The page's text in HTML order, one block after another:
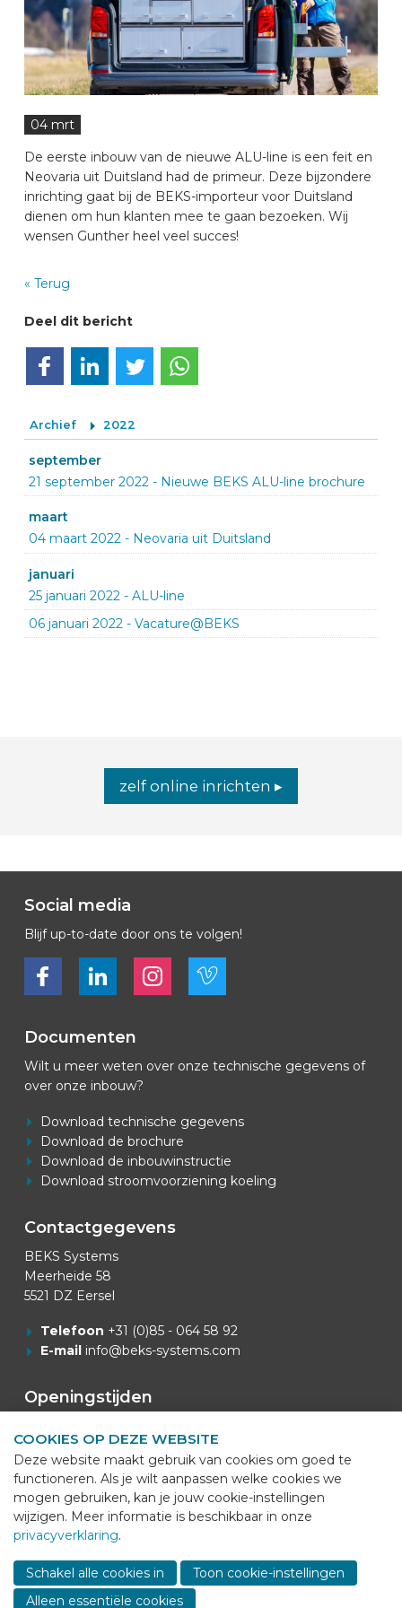
AUTOMERKEN
CONTACT
NL
04 mrt
De eerste inbouw van de nieuwe ALU-line is een feit en
Neovaria uit Duitsland had de primeur. Deze bijzondere
inrichting gaat bij de BEKS-importeur voor Duitsland
dienen om hun klanten mee te gaan bezoeken. Wij
wensen Gunther heel veel succes!
« Terug
Deel dit bericht
Deel op FacebookDeel op LinkedInDeel op TwitterDeel via WhatsApp
Archief 2022
september
21 september 2022- Nieuwe BEKS ALU-line brochure
maart
04 maart 2022- Neovaria uit Duitsland
januari
25 januari 2022- ALU-line
06 januari 2022- Vacature@BEKS
zelf online inrichten ▸
Social media
Blijf up-to-date door ons te volgen!
Bekijk ons op FacebookBekijk ons op LinkedInBekijk ons op LinkedInBekijk ons op Vimeo
Documenten
Wilt u meer weten over onze technische gegevens of
over onze inbouw?
Download technische gegevens
Download de brochure
Download de inbouwinstructie
Download stroomvoorziening koeling
Contactgegevens
BEKS Systems
Meerheide 58
5521 DZ Eersel
Telefoon +31 (0)85 - 064 58 92
E-mail info@beks-systems.com
Openingstijden
Van Mei t/m September
Openingstijden Productie: 06:00u - 14:45u.
Goederenontvangst: 07:00u. - 14:45u.
Zaterdag-Zondag gesloten
COOKIES OP DEZE WEBSITE
Deze website maakt gebruik van cookies om goed te
functioneren. Als je wilt aanpassen welke cookies we
mogen gebruiken, kan je jouw cookie-instellingen
wijzigen. Meer informatie is beschikbaar in onze
privacyverklaring.
Schakel alle cookies in
Toon cookie-instellingen
Alleen essentiële cookies